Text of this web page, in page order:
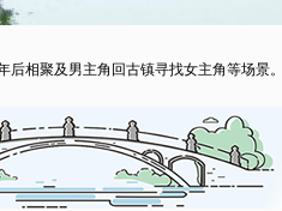
相聚及男主角回古镇寻找女主角等场景。